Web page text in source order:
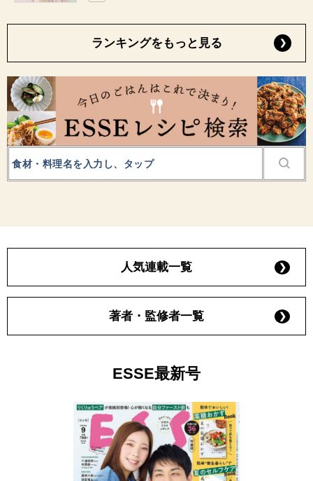
ランキングをもっと見る
人気連載一覧
著者・監修者一覧
ESSE最新号